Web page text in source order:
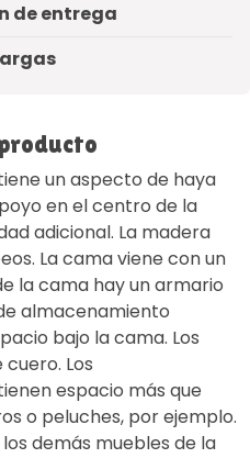
de entrega
un aspecto de haya
en el centro de la
adicional. La madera
La cama viene con un
la cama hay un armario
almacenamiento
bajo la cama. Los
Los
espacio más que
o peluches, por ejemplo.
demás muebles de la